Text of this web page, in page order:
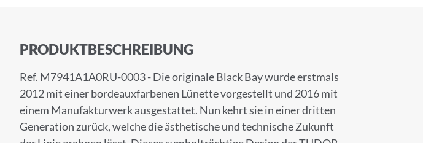
PRODUKTBESCHREIBUNG
Ref. M7941A1A0RU-0003 - Die originale Black Bay wurde erstmals
2012 mit einer bordeaux­farbenen Lünette vorgestellt und 2016 mit
einem Manufakturwerk ausgestattet. Nun kehrt sie in einer dritten
Generation zurück, welche die ästhetische und technische Zukunft